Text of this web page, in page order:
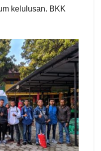
kelulusan. BKK